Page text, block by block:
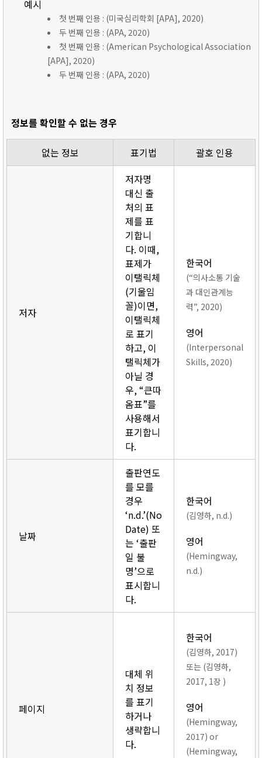
예시
첫 번째 인용 : (미국심리학회 [APA], 2020)
두 번째 인용 : (APA, 2020)
첫 번째 인용 : (American Psychological Association
[APA], 2020)
두 번째 인용 : (APA, 2020)
정보를 확인할 수 없는 경우
없는 정보 표기법 괄호 인용
저자
저자명
대신 출
처의 표
제를 표
기합니
다. 이때,
표제가
이탤릭체
(기울임
꼴)이면,
이탤릭체
로 표기
하고, 이
탤릭체가
아닐 경
우, “큰따
옴표”를
사용해서
표기합니
다.
한국어
(“의사소통 기술
과 대인관계능
력”, 2020)
영어
(Interpersonal
Skills, 2020)
날짜
출판연도
를 모를
경우
‘n.d.’(No
Date) 또
는 ‘출판
일 불
명’으로
표시합니
다.
한국어
(김영하, n.d.)
영어
(Hemingway,
n.d.)
페이지
대체 위
치 정보
를 표기
하거나
생략합니
다.
한국어
(김영하, 2017)
또는 (김영하,
2017, 1장 )
영어
(Hemingway,
2017) or
(Hemingway,